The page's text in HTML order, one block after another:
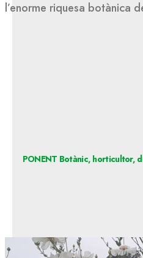
l’enorme riquesa botànica
PONENT Botànic, horticultor,